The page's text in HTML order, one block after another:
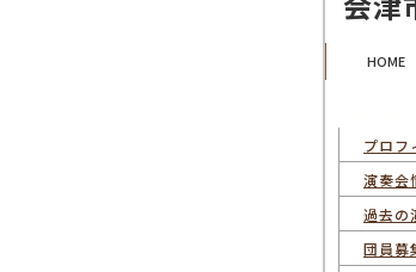
HOME
プロフ
演奏会
過去の
団員募